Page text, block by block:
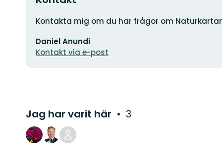
Adress
Kontakta mig om du har frågor om
postadress
Daniel Anundi
Kontakt via e-post
Jag har varit här 3